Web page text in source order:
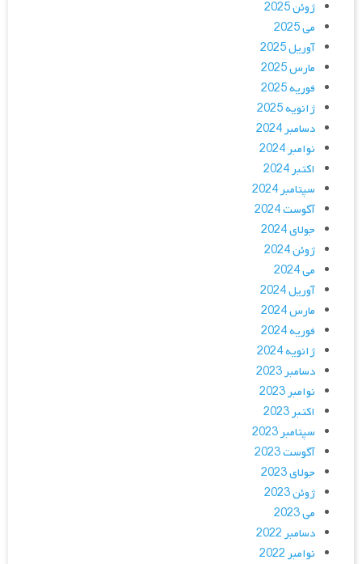
ژوئن 2025
می 2025
آوریل 2025
مارس 2025
فوریه 2025
ژانویه 2025
دسامبر 2024
نوامبر 2024
اکتبر 2024
سپتامبر 2024
آگوست 2024
جولای 2024
ژوئن 2024
می 2024
آوریل 2024
مارس 2024
فوریه 2024
ژانویه 2024
دسامبر 2023
نوامبر 2023
اکتبر 2023
سپتامبر 2023
آگوست 2023
جولای 2023
ژوئن 2023
می 2023
دسامبر 2022
نوامبر 2022